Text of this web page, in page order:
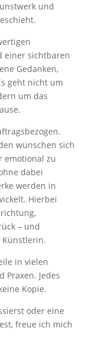
und
einer sichtbaren
Gedanken,
geht nicht um
um das
wünschen sich
emotional zu
dabei
werden in
Hierbei
– und
in vielen
Praxen. Jedes
Kopie.
oder eine
freue ich mich